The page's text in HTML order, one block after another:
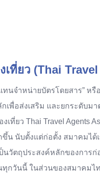
ที่ยว (Thai
นจำหน่ายบัตรโดยสาร” หรื
เพื่อส่งเสริม และยกระดับ
เที่ยว Thai Travel
นับตั้งแต่ก่อตั้ง สมาคมได้
ป็นวัตถุประสงค์หลักของก
ทุกวันนี้ ในส่วนของสมาคม